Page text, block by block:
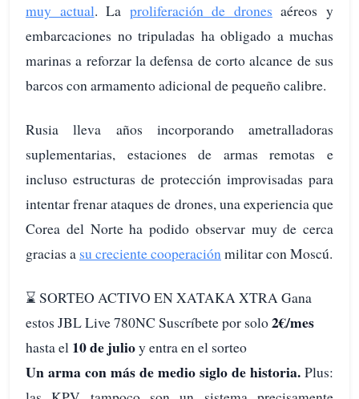
muy actual. La proliferación de drones aéreos y
embarcaciones no tripuladas ha obligado a muchas
marinas a reforzar la defensa de corto alcance de sus
barcos con armamento adicional de pequeño calibre.
Rusia lleva años incorporando ametralladoras
suplementarias, estaciones de armas remotas e
incluso estructuras de protección improvisadas para
intentar frenar ataques de drones, una experiencia que
Corea del Norte ha podido observar muy de cerca
gracias a su creciente cooperaciónmilitar con Moscú.
⌛️ SORTEO ACTIVO EN XATAKA XTRA Gana
estos JBL Live 780NC Suscríbete por solo2€/mes
hasta el 10 de julioy entra en el sorteo
Un arma con más de medio siglo de historia. Plus: